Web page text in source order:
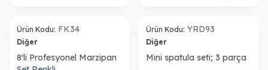
Ürün Kodu: FK34
Diğer
8'li Profesyonel Marzipan
Ürün Kodu: YRD93
Diğer
Mini spatula seti; 3 parça